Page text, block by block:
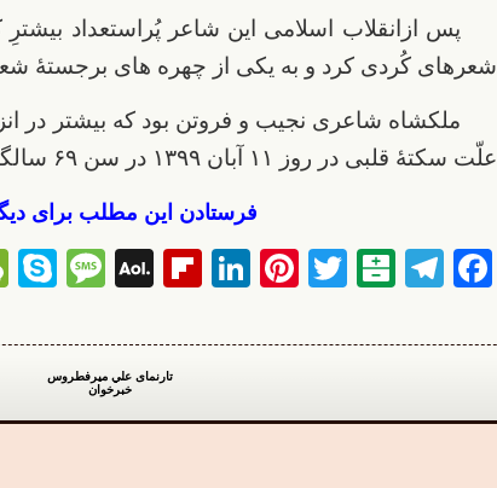
پس ازانقلاب اسلامی این شاعر پُراستعداد
شعرهای کُردی کرد و به یکی از چهره های برجستۀ
ملکشاه شاعری نجیب و فروتن بود که بیشتر در
علّت سکتۀ قلبی در روز ۱۱ آبان ۱۳۹۹ در سن ۶۹ سالگی در شهر سنندج درگذشت .
فرستادن این مطلب برای
Facebook
Telegram
Balatarin
Twitter
Pinterest
LinkedIn
AOL
تارنمای علي ميرفطروس
خبرخوان